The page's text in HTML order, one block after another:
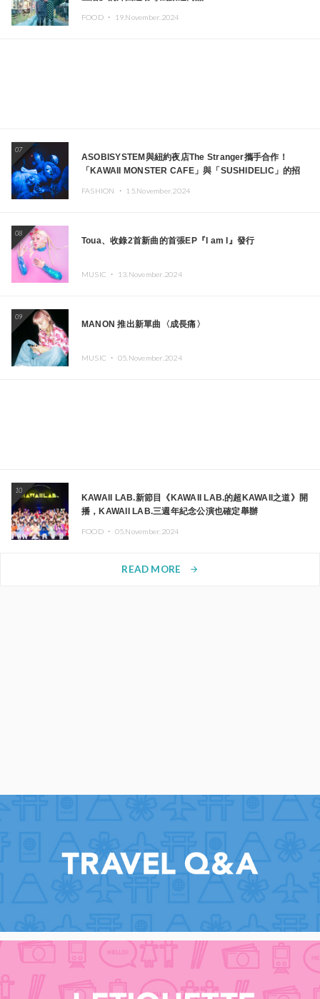
FOOD ・ 19.November.2024
07
ASOBISYSTEM與紐約夜店The Stranger攜手合作！
「KAWAII MONSTER CAFE」與「SUSHIDELIC」的招
FASHION ・ 15.November.2024
08
Toua、收錄2首新曲的首張EP『I am I』發行
MUSIC ・ 13.November.2024
09
MANON 推出新單曲〈成長痛〉
MUSIC ・ 05.November.2024
10
KAWAII LAB.新節目《KAWAII LAB.的超KAWAII之道》開
播，KAWAII LAB.三週年紀念公演也確定舉辦
FOOD ・ 05.November.2024
READ MORE arrow_forward